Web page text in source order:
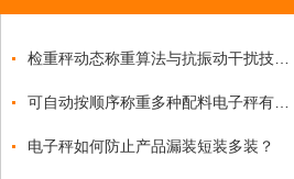
电子秤如何防止产品漏装短装多装？